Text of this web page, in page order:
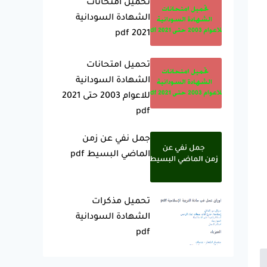
تحميل امتحانات
الشهادة السودانية
2021 pdf
تحميل امتحانات
الشهادة السودانية
للاعوام 2003 حتى 2021
pdf
جمل نفي عن زمن
الماضي البسيط pdf
تحميل مذكرات
الشهادة السودانية
pdf